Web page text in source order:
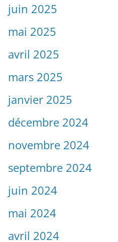
juin 2025
mai 2025
avril 2025
mars 2025
janvier 2025
décembre 2024
novembre 2024
septembre 2024
juin 2024
mai 2024
avril 2024